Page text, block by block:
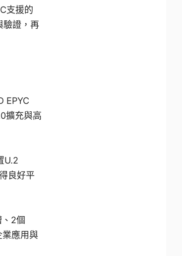
支援的
驗證，再
EPYC
擴充與高
U.2
良好平
2個
業應用與